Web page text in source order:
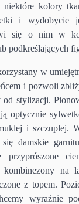
kolory
i wydobycie
się o nim w
podkreślających
w
i pozwoli
od stylizacji.
optycznie
i szczuplej.
damskie
przyprószone
na
z topem.
wyraźnie